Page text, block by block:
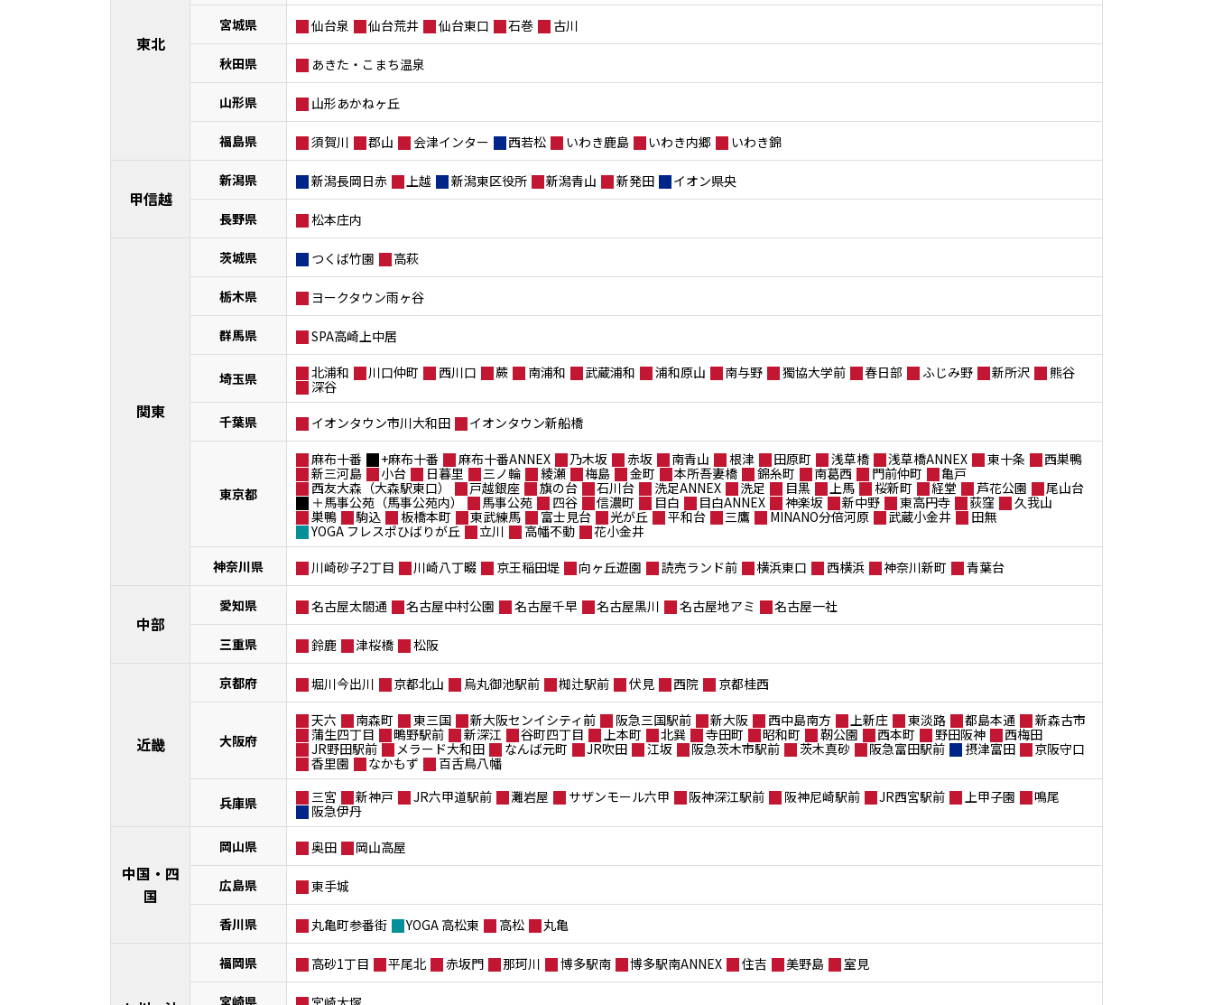
東北
宮城県 仙台泉 仙台荒井 仙台東口 石巻 古川
秋田県 あきた・こまち温泉
山形県 山形あかねヶ丘
福島県 須賀川 郡山 会津インター 西若松 いわき鹿島 いわき内郷 いわき錦
甲信越
新潟県 新潟長岡日赤 上越 新潟東区役所 新潟青山 新発田 イオン県央
長野県 松本庄内
関東
茨城県 つくば竹園 高萩
栃木県 ヨークタウン雨ヶ谷
群馬県 SPA高崎上中居
埼玉県 北浦和 川口仲町 西川口 蕨 南浦和 武蔵浦和 浦和原山 南与野 獨協大学前 春日部 ふじみ野 新所沢
熊谷
深谷
千葉県
イオンタウン市川大和田 イオンタウン新船橋
東京都
麻布十番 +麻布十番 麻布十番ANNEX 乃木坂 赤坂 南青山 根津 田原町 浅草橋 浅草橋ANNEX 東十条
西巣鴨
新三河島
小台 日暮里 三ノ輪 綾瀬 梅島 金町 本所吾妻橋 錦糸町 南葛西 門前仲町
亀戸
西友大森（大森駅東口）
戸越銀座 旗の台 石川台 洗足ANNEX 洗足 目黒 上馬 桜新町 経堂 芦花公園
尾山台
＋馬事公苑（馬事公苑内）
馬事公苑 四谷 信濃町 目白 目白ANNEX 神楽坂 新中野 東高円寺 荻窪
久我山
巣鴨
駒込 板橋本町 東武練馬 富士見台 光が丘 平和台 三鷹 MINANO分倍河原 武蔵小金井
田無
YOGA フレスポひばりが丘
立川 高幡不動
花小金井
神奈川県
川崎砂子2丁目 川崎八丁畷 京王稲田堤 向ヶ丘遊園 読売ランド前 横浜東口 西横浜 神奈川新町 青葉台
中部
愛知県 名古屋太閤通 名古屋中村公園 名古屋千早 名古屋黒川 名古屋地アミ 名古屋一社
三重県 鈴鹿 津桜橋 松阪
近畿
京都府 堀川今出川 京都北山 烏丸御池駅前 椥辻駅前 伏見 西院 京都桂西
大阪府
天六 南森町 東三国 新大阪センイシティ前 阪急三国駅前 新大阪 西中島南方 上新庄 東淡路 都島本通
新森古市
蒲生四丁目
鴫野駅前 新深江 谷町四丁目 上本町 北巽 寺田町 昭和町 靭公園 西本町 野田阪神
西梅田
JR野田駅前
メラード大和田 なんば元町 JR吹田 江坂 阪急茨木市駅前 茨木真砂 阪急富田駅前 摂津富田
京阪守口
香里園
なかもず 百舌鳥八幡
兵庫県 三宮 新神戸 JR六甲道駅前 灘岩屋 サザンモール六甲 阪神深江駅前 阪神尼崎駅前 JR西宮駅前 上甲子園
鳴尾
阪急伊丹
中国・四
国
岡山県 奥田 岡山高屋
広島県 東手城
香川県 丸亀町参番街 YOGA 高松東 高松 丸亀
福岡県 高砂1丁目 平尾北 赤坂門 那珂川 博多駅南 博多駅南ANNEX 住吉 美野島 室見